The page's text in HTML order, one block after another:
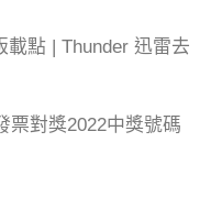
載點 | Thunder 迅雷去
票對獎2022中獎號碼